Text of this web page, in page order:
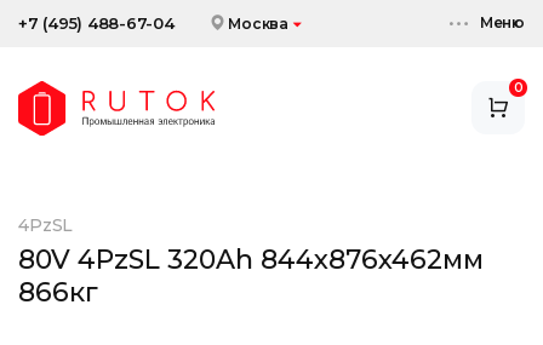
+7 (495) 488-67-04 Москва Меню
0
АККУМУЛЯТОРЫ
СКИДКИ И АКЦИИ
4PzSL
80V 4PzSL 320Ah 844x876x462мм
866кг